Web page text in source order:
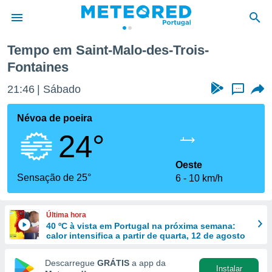
da
foi
para
fornecidas
e
forma
Tempo em Saint-Malo-des-Trois-
Fontaines
21:46 Sábado ...
Névoa de poeira
24°
Sensação de 25°
Oeste
6
10 km/h
Última hora
40 ºC à vista em Portugal na próxima semana:
calor intensifica a partir de quarta, 12 de agosto
Descarregue GRÁTIS a app da
Instalar